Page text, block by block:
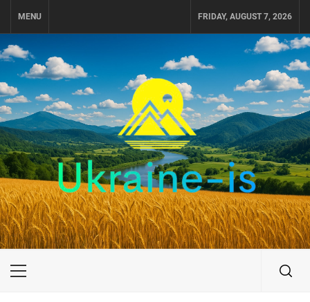
MENU FRIDAY, AUGUST 7, 2026
UKRAINE-IS
ПОДОРОЖI ПО УКРАЇНІ
Primary